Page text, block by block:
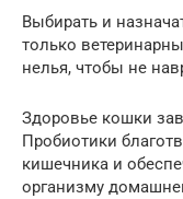
Выбирать и
только
нелья, чтобы не
Здоровье кошки
Пробиотики
кишечника и
организму